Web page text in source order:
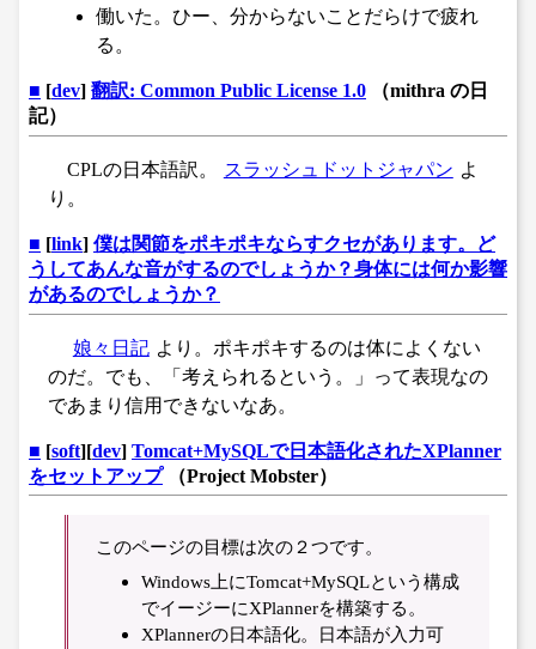
働いた。ひー、分からないことだらけで疲れ
る。
■ [dev] 翻訳: Common Public License 1.0 （mithra の日
記）
CPLの日本語訳。 スラッシュドットジャパン よ
り。
■ [link] 僕は関節をポキポキならすクセがあります。ど
うしてあんな音がするのでしょうか？身体には何か影響
があるのでしょうか？
娘々日記 より。ポキポキするのは体によくない
のだ。でも、「考えられるという。」って表現なの
であまり信用できないなあ。
■ [soft][dev] Tomcat+MySQLで日本語化されたXPlanner
をセットアップ（Project Mobster）
このページの目標は次の２つです。
Windows上にTomcat+MySQLという構成
でイージーにXPlannerを構築する。
XPlannerの日本語化。日本語が入力可